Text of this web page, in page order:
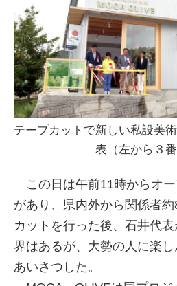
テープカットで新しい私設美
表（左から３
この日は午前11時からオ
があり、県内外から関係者
カットを行った後、石井代
界はあるが、大勢の人に楽
あいさつした。